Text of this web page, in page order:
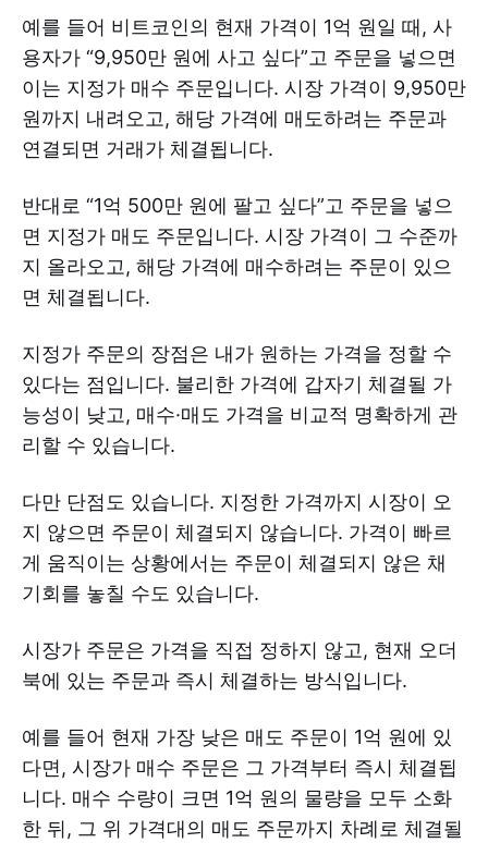
예를 들어 비트코인의 현재 가격이 1억 원일 때, 사
용자가 “9,950만 원에 사고 싶다”고 주문을 넣으면
이는 지정가 매수 주문입니다. 시장 가격이 9,950만
원까지 내려오고, 해당 가격에 매도하려는 주문과
연결되면 거래가 체결됩니다.
반대로 “1억 500만 원에 팔고 싶다”고 주문을 넣으
면 지정가 매도 주문입니다. 시장 가격이 그 수준까
지 올라오고, 해당 가격에 매수하려는 주문이 있으
면 체결됩니다.
지정가 주문의 장점은 내가 원하는 가격을 정할 수
있다는 점입니다. 불리한 가격에 갑자기 체결될 가
능성이 낮고, 매수·매도 가격을 비교적 명확하게 관
리할 수 있습니다.
다만 단점도 있습니다. 지정한 가격까지 시장이 오
지 않으면 주문이 체결되지 않습니다. 가격이 빠르
게 움직이는 상황에서는 주문이 체결되지 않은 채
기회를 놓칠 수도 있습니다.
시장가 주문은 가격을 직접 정하지 않고, 현재 오더
북에 있는 주문과 즉시 체결하는 방식입니다.
예를 들어 현재 가장 낮은 매도 주문이 1억 원에 있
다면, 시장가 매수 주문은 그 가격부터 즉시 체결됩
니다. 매수 수량이 크면 1억 원의 물량을 모두 소화
한 뒤, 그 위 가격대의 매도 주문까지 차례로 체결될